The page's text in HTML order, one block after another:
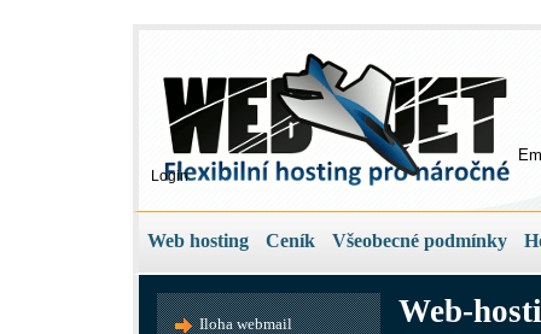
Login
Web hosting Ceník Všeobecné podmínky
Web-
Iloha webmail